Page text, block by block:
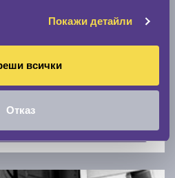
Покажи детайли
всички
Отказ
гуми